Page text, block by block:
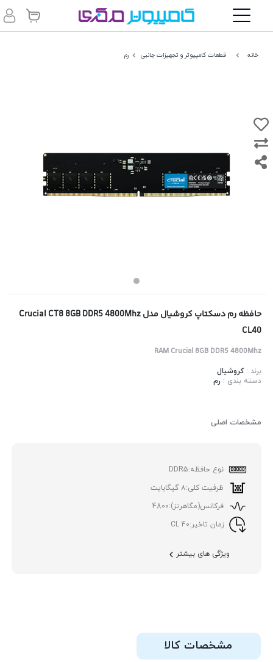
خانه قطعات کامپیوتر و تجهیزات جانبی رم
حافظه رم دسکتاپ کروشیال مدل Crucial CT8 8GB DDR5 4800Mhz
CL40
RAM Crucial 8GB DDR5 4800Mhz
برند :کروشیال
دسته بندی : رم
مشخصات اصلی
نوع حافظه:DDR5
ظرفیت کلی:8 گیگابایت
فرکانس(مگاهرتز):4800
زمان تاخیر:40 CL
ویژگی های بیشتر
مشخصات کالا